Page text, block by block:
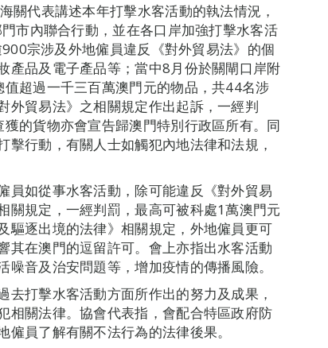
關代表講述本年打擊水客活動的執法情況，
市內聯合行動，並在各口岸加強打擊水客活
宗涉及外地僱員違反《對外貿易法》的個
產品及電子產品等；當中8月份於關閘口岸附
超過一千三百萬澳門元的物品，共44名涉
外貿易法》之相關規定作出起訴，一經判
的貨物亦會宣告歸澳門特別行政區所有。同
行動，有關人士如觸犯內地法律和法規，
員如從事水客活動，除可能違反《對外貿易
關規定，一經判罰，最高可被科處1萬澳門元
驅逐出境的法律》相關規定，外地僱員更可
其在澳門的逗留許可。會上亦指出水客活動
音及治安問題等，增加疫情的傳播風險。
打擊水客活動方面所作出的努力及成果，
相關法律。協會代表指，會配合特區政府防
員了解有關不法行為的法律後果。